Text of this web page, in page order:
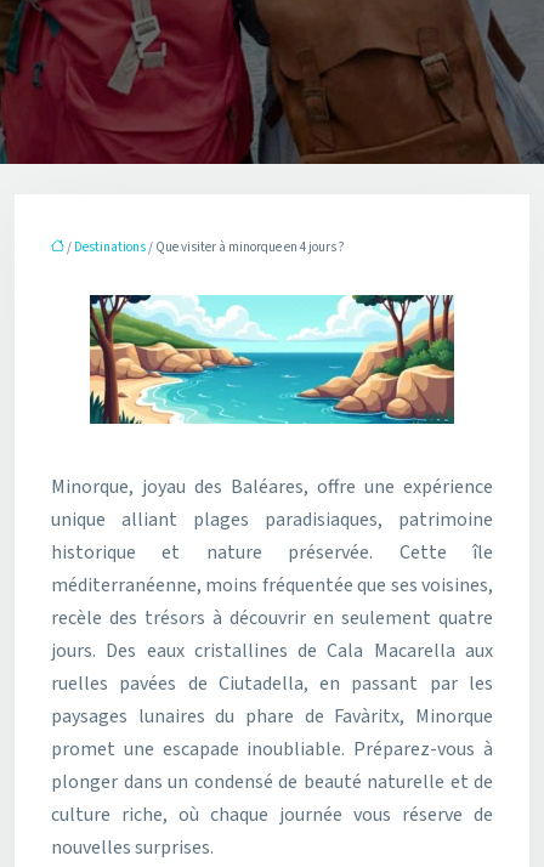
/ Destinations/ Que visiter à minorque en 4 jours ?
Minorque, joyau des Baléares, offre une expérience
unique alliant plages paradisiaques, patrimoine
historique et nature préservée. Cette île
méditerranéenne, moins fréquentée que ses voisines,
recèle des trésors à découvrir en seulement quatre
jours. Des eaux cristallines de Cala Macarella aux
ruelles pavées de Ciutadella, en passant par les
paysages lunaires du phare de Favàritx, Minorque
promet une escapade inoubliable. Préparez-vous à
plonger dans un condensé de beauté naturelle et de
culture riche, où chaque journée vous réserve de
nouvelles surprises.